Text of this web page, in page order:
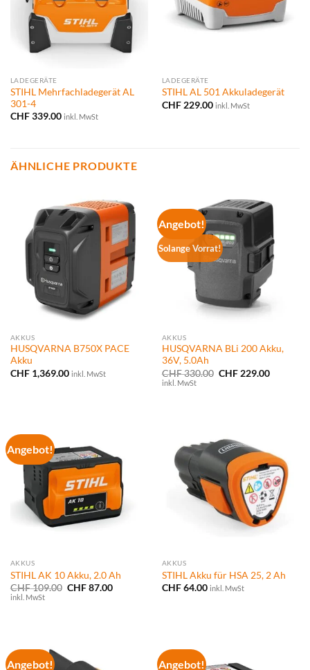
LADEGERÄTE
STIHL Mehrfachladegerät AL
301-4
CHF339.00 inkl. MwSt
LADEGERÄTE
STIHL AL 501 Akkuladegerät
CHF229.00 inkl. MwSt
ÄHNLICHE PRODUKTE
AKKUS
HUSQVARNA B750X PACE
Akku
CHF1,369.00 inkl. MwSt
Angebot!
Solange Vorrat!
AKKUS
HUSQVARNA BLi 200 Akku,
36V, 5.0Ah
CHF330.00 Ursprünglicher
CHF229.00Aktueller
inkl. MwSt
Angebot!
AKKUS
STIHL AK 10 Akku, 2.0 Ah
CHF109.00 Ursprünglicher
CHF87.00Aktueller
inkl. MwSt
AKKUS
STIHL Akku für HSA 25, 2 Ah
CHF64.00 inkl. MwSt
Angebot! Angebot!